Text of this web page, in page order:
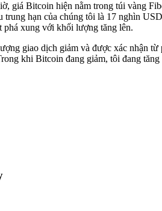
giá Bitcoin hiện nằm trong túi vàng
trung hạn của chúng tôi là 17 nghìn
phá xung với khối lượng tăng lên.
giao dịch giảm và được xác nhận
khi Bitcoin đang giảm, tôi đang